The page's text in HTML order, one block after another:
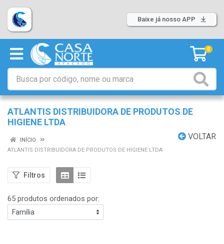
Baixe já nosso APP
0
ATLANTIS DISTRIBUIDORA DE PRODUTOS DE
HIGIENE LTDA
VOLTAR
INÍCIO
ATLANTIS DISTRIBUIDORA DE PRODUTOS DE HIGIENE LTDA
Filtros
65 produtos ordenados por: